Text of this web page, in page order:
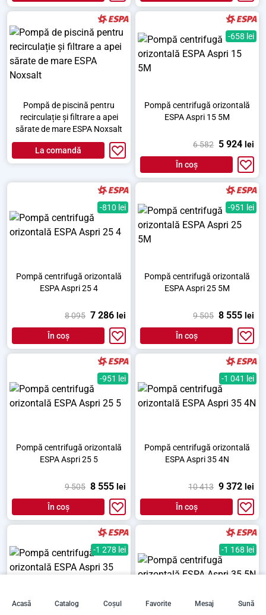
Pompă de piscină pentru
recirculație și filtrare a apei
sărate de mare ESPA Noxsalt
La comandă
-658 lei
Pompă centrifugă orizontală
ESPA Aspri 15 5M
6 582 5 924 lei
În coș
-810 lei
Pompă centrifugă orizontală
ESPA Aspri 25 4
8 095 7 286 lei
În coș
-951 lei
Pompă centrifugă orizontală
ESPA Aspri 25 5M
9 505 8 555 lei
În coș
-951 lei
Pompă centrifugă orizontală
ESPA Aspri 25 5
9 505 8 555 lei
În coș
-1 041 lei
Pompă centrifugă orizontală
ESPA Aspri 35 4N
10 413 9 372 lei
În coș
-1 278 lei -1 168 lei
Acasă Catalog Coșul Favorite Mesaj Sună